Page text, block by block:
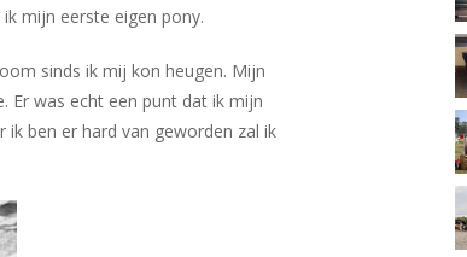
mijn eerste eigen pony.
sinds ik mij kon heugen. Mijn
Er was echt een punt dat ik mijn
ben er hard van geworden zal ik